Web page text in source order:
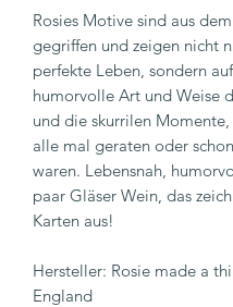
Rosies Motive sind aus
gegriffen und zeigen nicht
perfekte Leben, sondern auf
humorvolle Art und Weise
und die skurrilen
alle mal geraten oder
waren. Lebensnah,
paar Gläser Wein, das
Karten aus!
Hersteller: Rosie made a
England